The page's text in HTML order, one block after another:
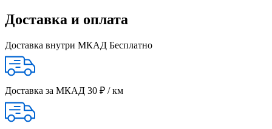
Доставка и оплата
Доставка внутри МКАД Бесплатно
Доставка за МКАД 30 ₽ / км